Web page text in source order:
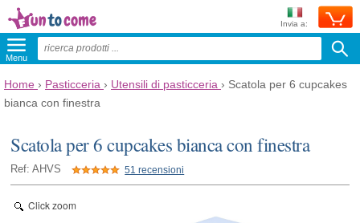
Invia a:
Menu
Home › Pasticceria › Utensili di pasticceria › Scatola per 6 cupcakes
bianca con finestra
Scatola per 6 cupcakes bianca con finestra
Ref: AHVS 51 recensioni
Click zoom